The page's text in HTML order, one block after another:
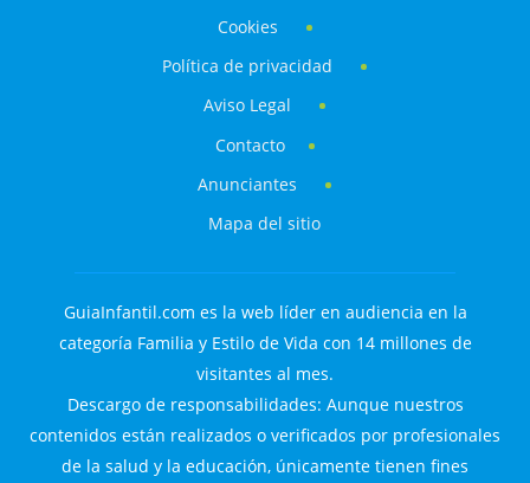
Cookies
Política de privacidad
Aviso Legal
Contacto
Anunciantes
Mapa del sitio
GuiaInfantil.com es la web líder en audiencia en la
categoría Familia y Estilo de Vida con 14 millones de
visitantes al mes.
Descargo de responsabilidades: Aunque nuestros
contenidos están realizados o verificados por profesionales
de la salud y la educación, únicamente tienen fines